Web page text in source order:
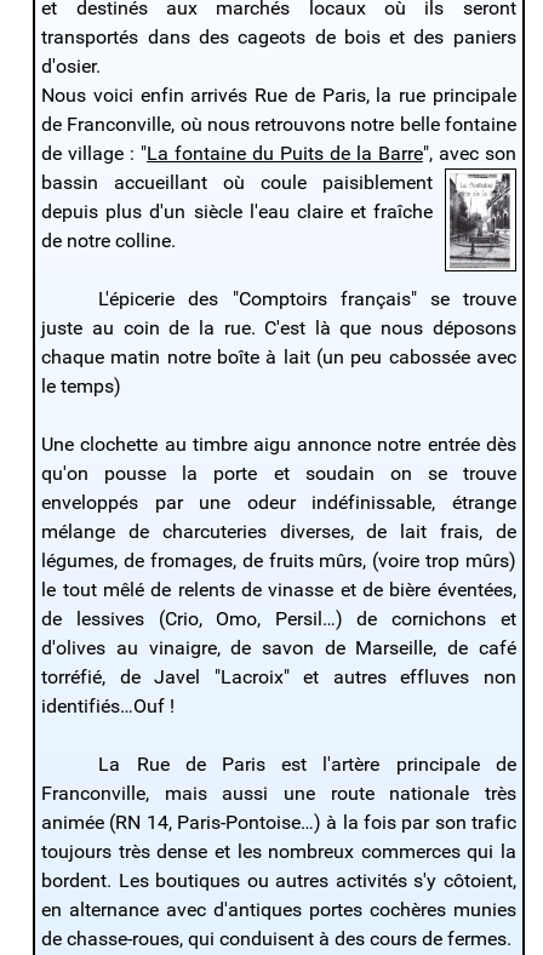
et destinés aux marchés locaux où ils seront
transportés dans des cageots de bois et des paniers
d'osier.
Nous voici enfin arrivés Rue de Paris, la rue principale
de Franconville, où nous retrouvons notre belle fontaine
de village : "La fontaine du Puits de la Barre", avec son
bassin accueillant où coule paisiblement
depuis plus d'un siècle l'eau claire et fraîche
de notre colline.
L'épicerie des "Comptoirs français" se trouve
juste au coin de la rue. C'est là que nous déposons
chaque matin notre boîte à lait (un peu cabossée avec
le temps)
Une clochette au timbre aigu annonce notre entrée dès
qu'on pousse la porte et soudain on se trouve
enveloppés par une odeur indéfinissable, étrange
mélange de charcuteries diverses, de lait frais, de
légumes, de fromages, de fruits mûrs, (voire trop mûrs)
le tout mêlé de relents de vinasse et de bière éventées,
de lessives (Crio, Omo, Persil…) de cornichons et
d'olives au vinaigre, de savon de Marseille, de café
torréfié, de Javel "Lacroix" et autres effluves non
identifiés…Ouf !
La Rue de Paris est l'artère principale de
Franconville, mais aussi une route nationale très
animée (RN 14, Paris-Pontoise…) à la fois par son trafic
toujours très dense et les nombreux commerces qui la
bordent. Les boutiques ou autres activités s'y côtoient,
en alternance avec d'antiques portes cochères munies
de chasse-roues, qui conduisent à des cours de fermes.